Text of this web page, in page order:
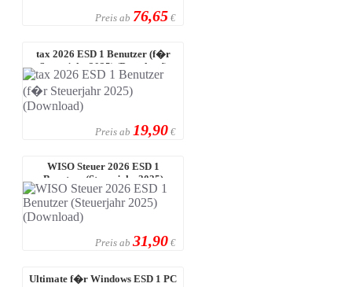
Preis ab 76,65 €
tax 2026 ESD 1 Benutzer (f�r
Steuerjahr 2025) (Download)
Preis ab 19,90 €
WISO Steuer 2026 ESD 1
Benutzer (Steuerjahr 2025)
(Download)
Preis ab 31,90 €
Ultimate f�r Windows ESD 1 PC